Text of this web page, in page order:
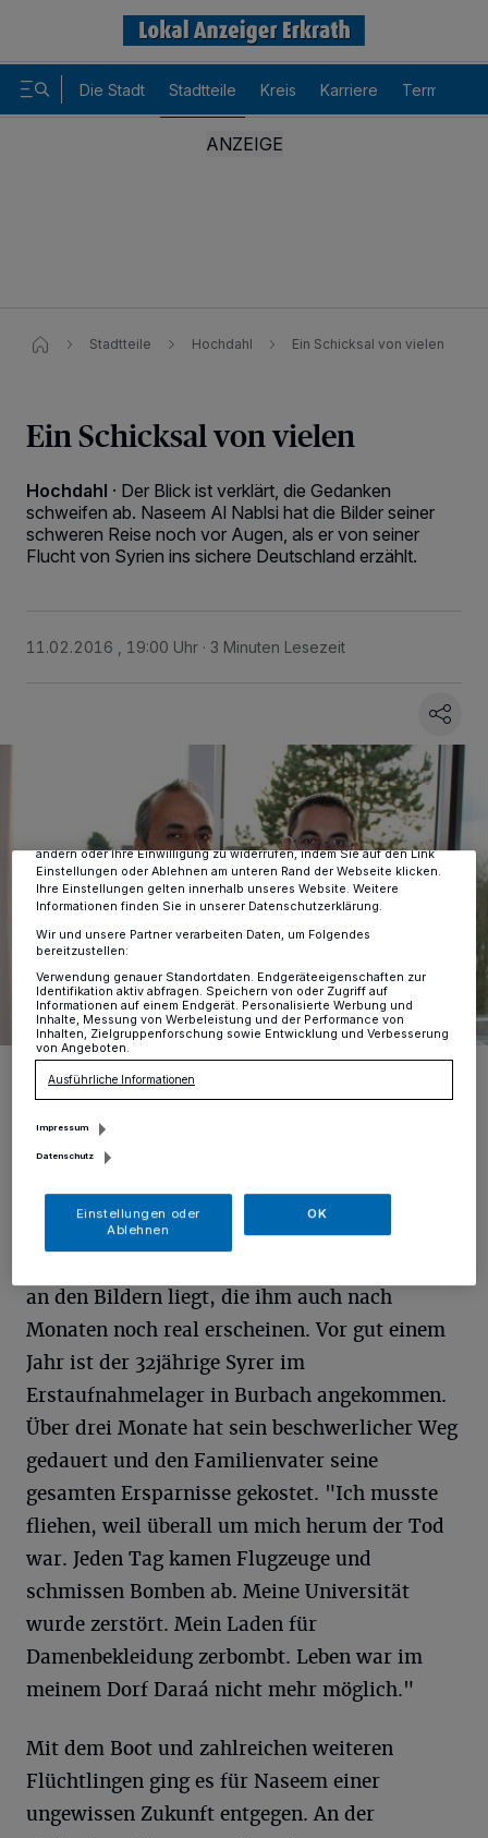
Die Stadt Stadtteile Kreis Karriere Termine
Stadtteile Hochdahl Ein Schicksal von vielen
Ein Schicksal von vielen
Hochdahl · Der Blick ist verklärt, die Gedanken
schweifen ab. Naseem Al Nablsi hat die Bilder seiner
schweren Reise noch vor Augen, als er von seiner
Flucht von Syrien ins sichere Deutschland erzählt.
11.02.2016 , 19:00 Uhr 3 Minuten Lesezeit
Naseem Al Nablsi (r.) mit seinem Bruder Kasem.
Foto: tb
(tb) Ihm fällt das Erzählen sichtlich schwer,
an den Bildern liegt, die ihm auch nach
Monaten noch real erscheinen. Vor gut einem
Jahr ist der 32jährige Syrer im
Erstaufnahmelager in Burbach angekommen.
Über drei Monate hat sein beschwerlicher Weg
gedauert und den Familienvater seine
gesamten Ersparnisse gekostet. "Ich musste
fliehen, weil überall um mich herum der Tod
war. Jeden Tag kamen Flugzeuge und
schmissen Bomben ab. Meine Universität
wurde zerstört. Mein Laden für
Damenbekleidung zerbombt. Leben war im
meinem Dorf Daraá nicht mehr möglich."
Mit dem Boot und zahlreichen weiteren
Flüchtlingen ging es für Naseem einer
ungewissen Zukunft entgegen. An der
Kennungen auf Ihrem Gerät zu. Durch Auswahl von OK aktivieren Sie
Tracking-Technologien für die unter „Wir und unsere Partner
verarbeiten Daten, um Ihnen Dienste bereitzustellen“ aufgeführten
Zwecke. Wenn Tracker deaktiviert sind, sind manche Inhalte und
Anzeigen möglicherweise nicht mehr so relevant für Sie. Sie können
dieses Menü jederzeit wieder aufrufen, um Ihre Einstellungen zu
ändern oder Ihre Einwilligung zu widerrufen, indem Sie auf den Link
Einstellungen oder Ablehnen am unteren Rand der Webseite klicken.
Ihre Einstellungen gelten innerhalb unseres Website. Weitere
Informationen finden Sie in unserer Datenschutzerklärung.
Wir und unsere Partner verarbeiten Daten, um Folgendes
bereitzustellen:
Verwendung genauer Standortdaten. Endgeräteeigenschaften zur
Identifikation aktiv abfragen. Speichern von oder Zugriff auf
Informationen auf einem Endgerät. Personalisierte Werbung und
Inhalte, Messung von Werbeleistung und der Performance von
Inhalten, Zielgruppenforschung sowie Entwicklung und Verbesserung
von Angeboten.
Ausführliche Informationen
Impressum
Datenschutz
Einstellungen oder
Ablehnen
OK